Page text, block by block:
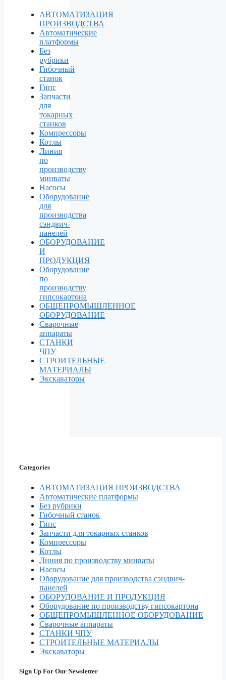
АВТОМАТИЗАЦИЯ
ПРОИЗВОДСТВА
Автоматические
платформы
Без
рубрики
Гибочный
станок
Гипс
Запчасти
для
токарных
станков
Компрессоры
Котлы
Линия
по
производству
минваты
Насосы
Оборудование
для
производства
сэндвич-
панелей
ОБОРУДОВАНИЕ
И
ПРОДУКЦИЯ
Оборудование
по
производству
гипсокартона
ОБЩЕПРОМЫШЛЕННОЕ
ОБОРУДОВАНИЕ
Сварочные
аппараты
СТАНКИ
ЧПУ
СТРОИТЕЛЬНЫЕ
МАТЕРИАЛЫ
Экскаваторы
Categories
АВТОМАТИЗАЦИЯ ПРОИЗВОДСТВА
Автоматические платформы
Без рубрики
Гибочный станок
Гипс
Запчасти для токарных станков
Компрессоры
Котлы
Линия по производству минваты
Насосы
Оборудование для производства сэндвич-
панелей
ОБОРУДОВАНИЕ И ПРОДУКЦИЯ
Оборудование по производству гипсокартона
ОБЩЕПРОМЫШЛЕННОЕ ОБОРУДОВАНИЕ
Сварочные аппараты
СТАНКИ ЧПУ
СТРОИТЕЛЬНЫЕ МАТЕРИАЛЫ
Экскаваторы
Sign Up For Our Newsletter